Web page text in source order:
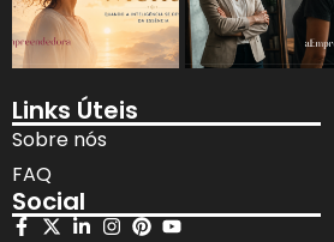
Links Úteis
Sobre nós
FAQ
Social